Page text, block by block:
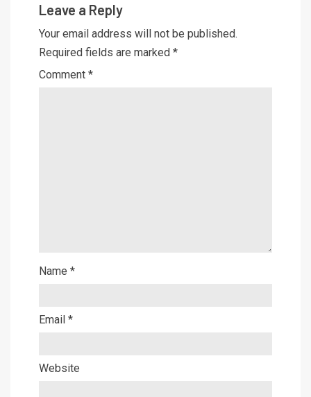
Leave a Reply
Your email address will not be published.
Required fields are marked *
Comment *
Name *
Email *
Website